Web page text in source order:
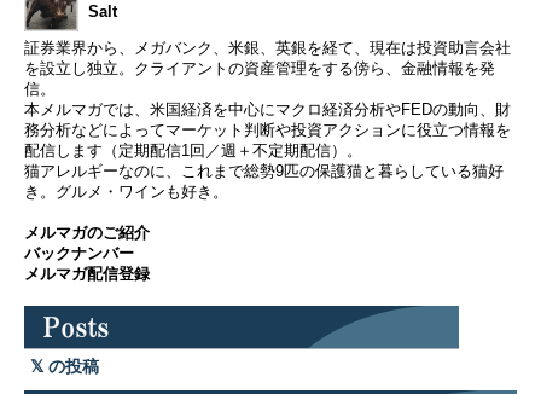
Salt
証券業界から、メガバンク、米銀、英銀を経て、現在は投資助言会社
を設立し独立。クライアントの資産管理をする傍ら、金融情報を発
信。
本メルマガでは、米国経済を中心にマクロ経済分析やFEDの動向、財
務分析などによってマーケット判断や投資アクションに役立つ情報を
配信します（定期配信1回／週＋不定期配信）。
猫アレルギーなのに、これまで総勢9匹の保護猫と暮らしている猫好
き。グルメ・ワインも好き。
メルマガのご紹介
バックナンバー
メルマガ配信登録
の投稿